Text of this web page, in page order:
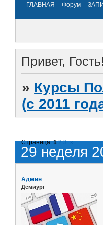
ГЛАВНАЯ Форум
Привет, Гость!
» Курсы
(с 2011
29 неделя
Страница:1 2 3 »
Админ
Демиург